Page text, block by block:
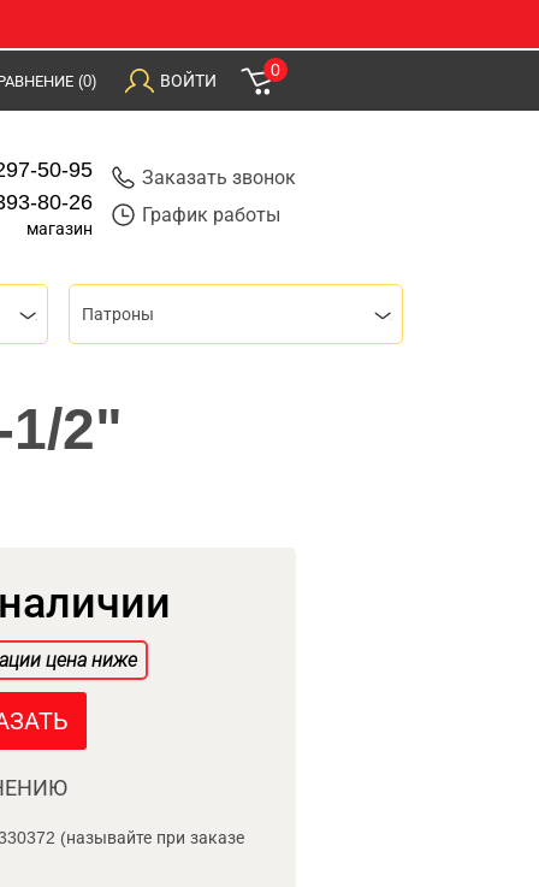
(0) ВОЙТИ
0
50-95
80-26
магазин
Заказать звонок
График работы
Патроны
2"
цена ниже
(называйте при заказе